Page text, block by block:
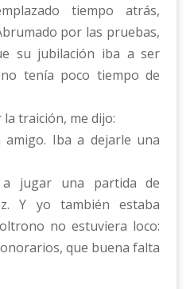
tiempo atrás,
por las pruebas,
su jubilación iba a ser
tenía poco tiempo de
traición, me dijo:
Iba a dejarle una
a jugar una partida de
Y yo también estaba
no estuviera loco:
que buena falta